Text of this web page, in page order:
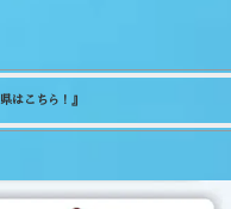
はこちら！』